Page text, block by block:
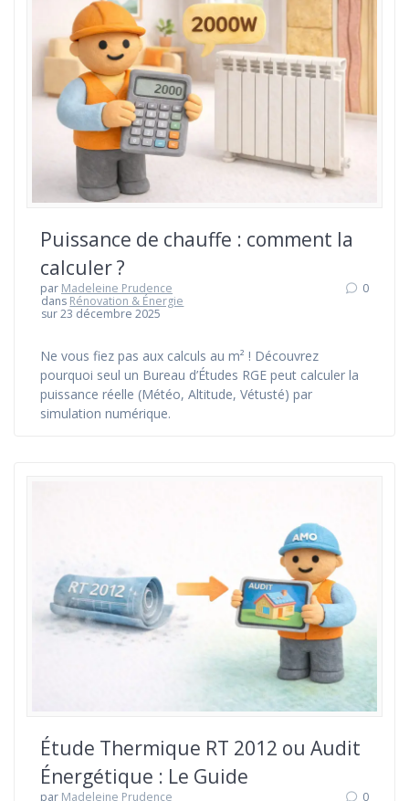
Puissance de chauffe : comment la
calculer ?
par Madeleine Prudence
dans Rénovation & Énergie
sur 23 décembre 2025
0
Ne vous fiez pas aux calculs au m² ! Découvrez
pourquoi seul un Bureau d’Études RGE peut calculer la
puissance réelle (Météo, Altitude, Vétusté) par
simulation numérique.
Étude Thermique RT 2012 ou Audit
Énergétique : Le Guide
par Madeleine Prudence
0